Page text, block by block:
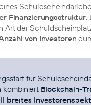
Finanzierungsstruktur.
Art der
von Investoren
für
kombiniert Blockchain-
breites